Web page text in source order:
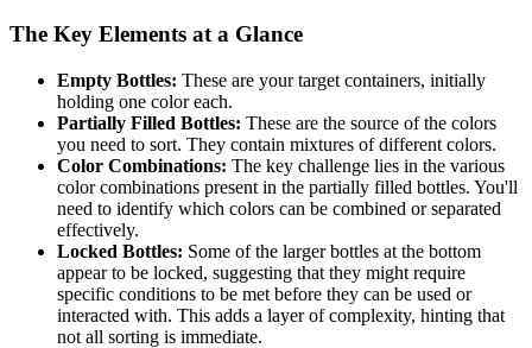
The Key Elements at a Glance
Empty Bottles: These are your target containers, initially
holding one color each.
Partially Filled Bottles: These are the source of the colors
you need to sort. They contain mixtures of different colors.
Color Combinations: The key challenge lies in the various
color combinations present in the partially filled bottles. You'll
need to identify which colors can be combined or separated
effectively.
Locked Bottles: Some of the larger bottles at the bottom
appear to be locked, suggesting that they might require
specific conditions to be met before they can be used or
interacted with. This adds a layer of complexity, hinting that
not all sorting is immediate.